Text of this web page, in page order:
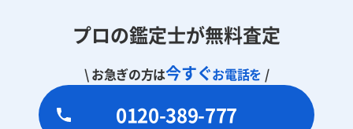
プロの鑑定士が無料査定
\ お急ぎの方は今すぐお電話を /
0120-389-777